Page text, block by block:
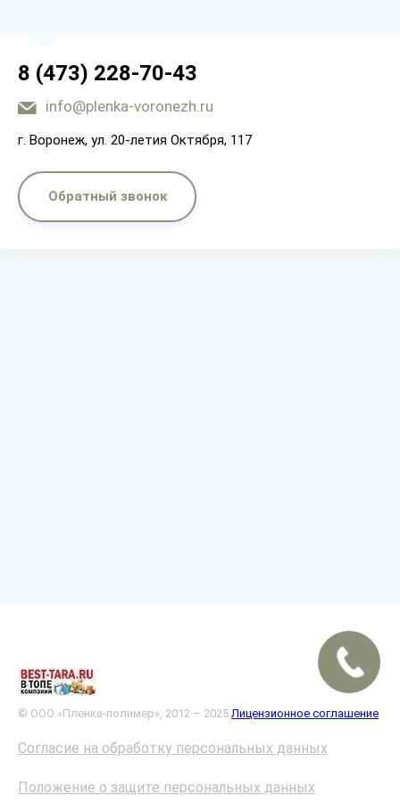
8 (473) 228-70-43
info@plenka-voronezh.ru
г. Воронеж, ул. 20-летия Октября, 117
Обратный звонок
© ООО «Пленка-полимер», 2012 – 2025 Лицензионное соглашение
Согласие на обработку персональных данных
Положение о защите персональных данных